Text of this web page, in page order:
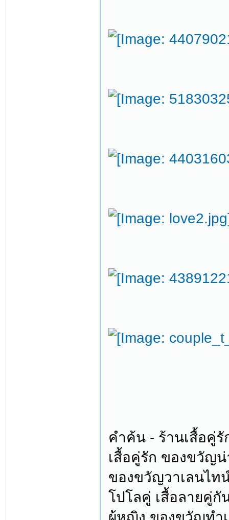
คำค้น - ร้านเสื้อคู่
เสื้อคู่รัก ของขวัญ
ของขวัญวาเลนไท
โปโลคู่ เสื้อลายคู่